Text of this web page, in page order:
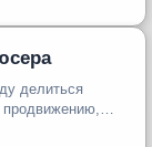
делиться
продвижению,